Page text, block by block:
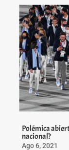
Polémica
nacional?
Ago 6, 2021